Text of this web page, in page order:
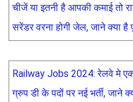
चीजें या इतनी है आपकी कमाई तो
सरेंडर वरना होगी जेल, जाने क्या है
Railway Jobs 2024: रेलवे मे
ग्रुप डी के पदों पर नई भर्ती, जाने